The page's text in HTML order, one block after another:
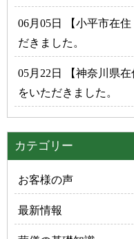
06月05日 【小平市在
だきました。
05月22日 【神奈川県
をいただきました。
カテゴリー
お客様の声
最新情報